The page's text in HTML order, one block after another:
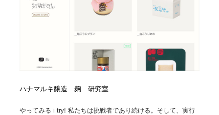
ハナマルキ醸造 麹 研究室
やってみる i try! 私たちは挑戦者であり続ける。そして、実行